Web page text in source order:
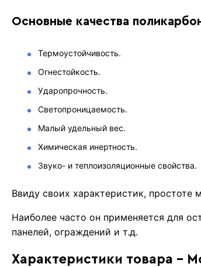
Основные качества
Термоустойчивость.
Огнестойкость.
Ударопрочность.
Светопроницаемость.
Малый удельный вес.
Химическая инертность.
Звуко- и теплоизоляционные свойства.
Ввиду своих характеристик,
Наиболее часто он применяется для
панелей, ограждений и т.д.
Характеристики товара -